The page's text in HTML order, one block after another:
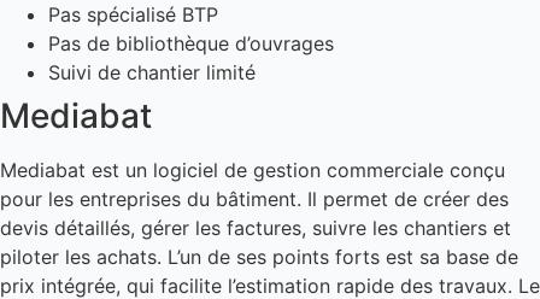
Pas spécialisé BTP
Pas de bibliothèque d’ouvrages
Suivi de chantier limité
Mediabat
Mediabat est un logiciel de gestion commerciale conçu
pour les entreprises du bâtiment. Il permet de créer des
devis détaillés, gérer les factures, suivre les chantiers et
piloter les achats. L’un de ses points forts est sa base de
prix intégrée, qui facilite l’estimation rapide des travaux. Le